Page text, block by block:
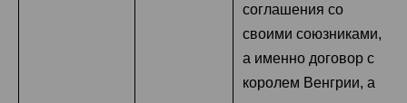
соглашения со
своими союзниками,
а именно договор с
королем Венгрии, а